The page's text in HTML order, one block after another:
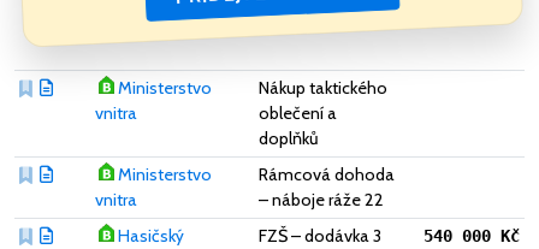
Ministerstvo
vnitra
Nákup taktického
oblečení a
doplňků
Ministerstvo
vnitra
Rámcová dohoda
– náboje ráže 22
Hasičský
FZŠ – dodávka 3
540 000 Kč